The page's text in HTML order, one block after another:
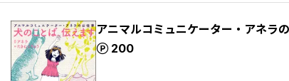
アニマルコミュニケーター・アネラ
200
ポイント